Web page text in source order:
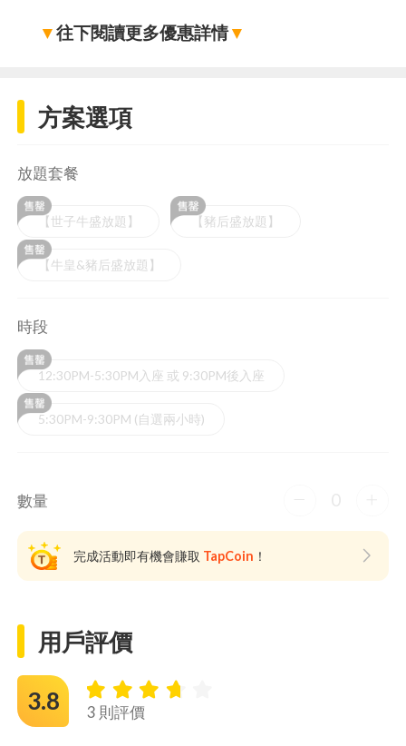
▼往下閱讀更多優惠詳情▼
方案選項
放題套餐
【世子牛盛放題】 【豬后盛放題】
【牛皇&豬后盛放題】
時段
12:30PM-5:30PM入座 或 9:30PM後入座
5:30PM-9:30PM (自選兩小時)
數量 0
完成活動即有機會賺取 TapCoin ！
用戶評價
3.8 3 則評價